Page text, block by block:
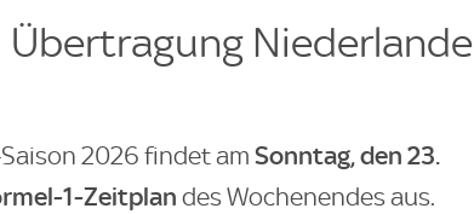
Übertragung Niederlande
Saison 2026 findet am Sonntag, den 23.
1-Zeitplan des Wochenendes aus.